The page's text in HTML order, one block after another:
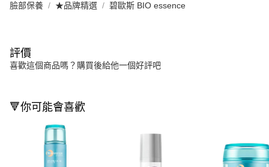
臉部保養 ★品牌精選 碧歐斯 BIO essence
評價
喜歡這個商品嗎？購買後給他一個好評吧
🔻你可能會喜歡